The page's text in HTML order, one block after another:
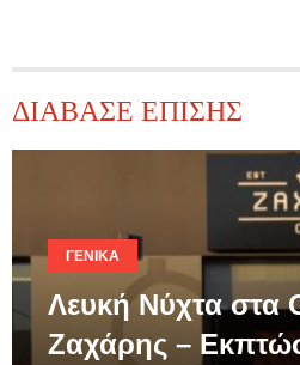
ΔΙΑΒΑΣΕ ΕΠΙΣΗΣ
ΓΕΝΙΚΆ
Λευκή Νύχτα στα
Ζαχάρης –